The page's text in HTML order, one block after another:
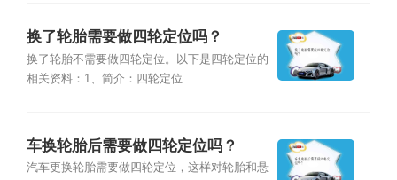
换了轮胎需要做四轮定位吗？
换了轮胎不需要做四轮定位。以下是四轮定位的
相关资料：1、简介：四轮定位...
车换轮胎后需要做四轮定位吗？
汽车更换轮胎需要做四轮定位，这样对轮胎和悬